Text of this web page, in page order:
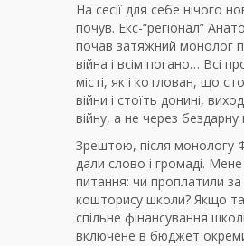
На сесії для себе нічого
почув. Екс-“регіонал”
почав затяжний монолог
війна і всім погано… Всі
місті, як і котлован, що
війни і стоїть донині,
війну, а не через бездарну
Зрештою, після монологу
дали слово і громаді.
питання: чи проплатили за
кошторису школи? Якщо
спільне фінансування
включене в бюджет